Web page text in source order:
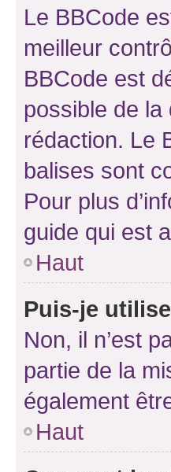
Le BBCode
meilleur
BBCode est
possible de
rédaction. Le
balises sont
Pour plus
guide qui est
Haut
Puis-je
Non, il n’est
partie de la
également
Haut